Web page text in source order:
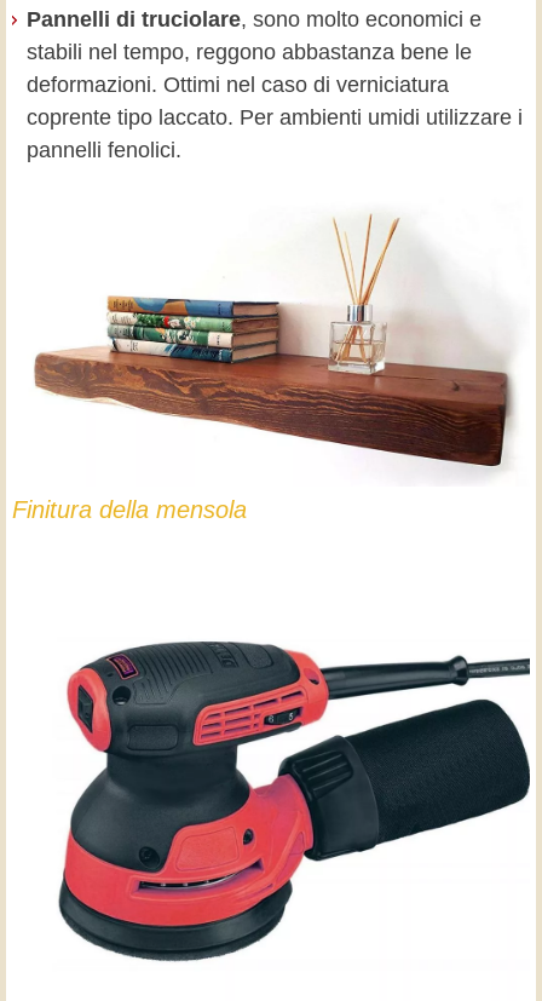
Pannelli di truciolare, sono molto economici e
stabili nel tempo, reggono abbastanza bene le
deformazioni. Ottimi nel caso di verniciatura
coprente tipo laccato. Per ambienti umidi utilizzare i
pannelli fenolici.
Finitura della mensola